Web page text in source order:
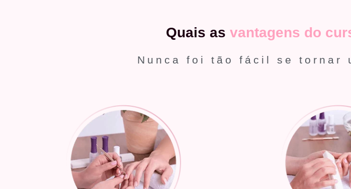
Quais as vantagens do
Nunca foi tão fácil se tornar